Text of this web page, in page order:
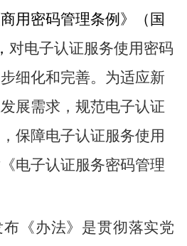
用密码管理条例》（国
对电子认证服务使用密码
细化和完善。为适应新
展需求，规范电子认证
保障电子认证服务使用
电子认证服务密码管理
布《办法》是贯彻落实党